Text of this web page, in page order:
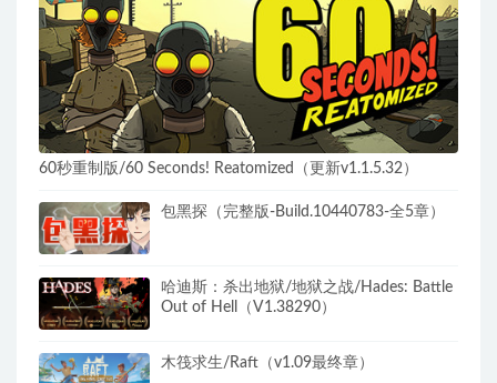
60秒重制版/60 Seconds! Reatomized（更新v1.1.5.32）
包黑探（完整版-Build.10440783-全5章）
哈迪斯：杀出地狱/地狱之战/Hades: Battle
Out of Hell（V1.38290）
木筏求生/Raft（v1.09最终章）